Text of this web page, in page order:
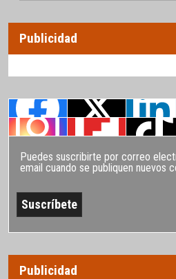
Publicidad
Puedes suscribirte por correo
email cuando se publiquen nuevos
Publicidad